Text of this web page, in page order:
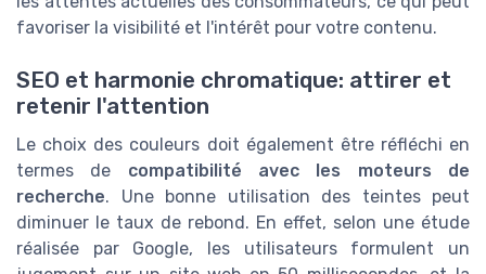
favoriser la visibilité et l'intérêt pour votre contenu.
SEO et harmonie chromatique: attirer et
retenir l'attention
Le choix des couleurs doit également être réfléchi en
termes de compatibilité avec les moteurs de
recherche. Une bonne utilisation des teintes peut
diminuer le taux de rebond. En effet, selon une étude
réalisée par Google, les utilisateurs formulent un